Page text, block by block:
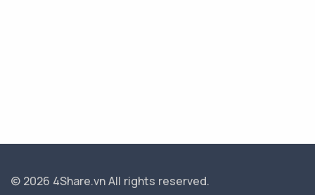
© 2026 4Share.vnAll rights reserved.